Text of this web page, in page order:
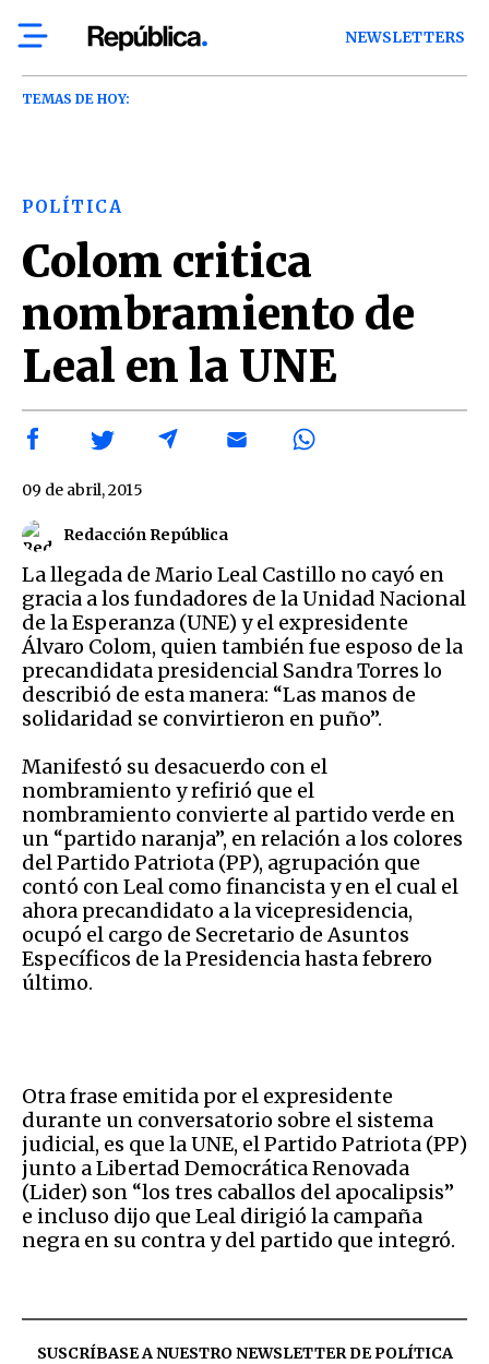
NEWSLETTERS
TEMAS DE HOY:
POLÍTICA
Colom critica
nombramiento de
Leal en la UNE
Redacción República
09 de abril, 2015
La llegada de Mario Leal Castillo no cayó en
gracia a los fundadores de la Unidad Nacional
de la Esperanza (UNE) y el expresidente
Álvaro Colom, quien también fue esposo de la
precandidata presidencial Sandra Torres lo
describió de esta manera: “Las manos de
solidaridad se convirtieron en puño”.
Manifestó su desacuerdo con el
nombramiento y refirió que el
nombramiento convierte al partido verde en
un “partido naranja”, en relación a los colores
del Partido Patriota (PP), agrupación que
contó con Leal como financista y en el cual el
ahora precandidato a la vicepresidencia,
ocupó el cargo de Secretario de Asuntos
Específicos de la Presidencia hasta febrero
último.
Otra frase emitida por el expresidente
durante un conversatorio sobre el sistema
judicial, es que la UNE, el Partido Patriota (PP)
junto a Libertad Democrática Renovada
(Lider) son “los tres caballos del apocalipsis”
e incluso dijo que Leal dirigió la campaña
negra en su contra y del partido que integró.
SUSCRÍBASE A NUESTRO NEWSLETTER DEPOLÍTICA